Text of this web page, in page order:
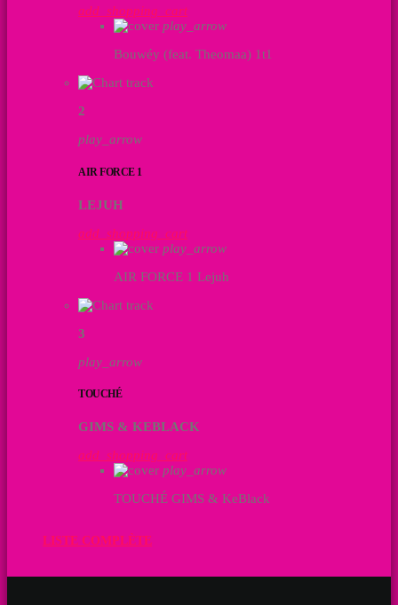
add_shopping_cart
play_arrow
Bouwéy (feat. Theomaa) 1t1
2
play_arrow
AIR FORCE 1
LEJUH
add_shopping_cart
play_arrow
AIR FORCE 1 Lejuh
3
play_arrow
TOUCHÉ
GIMS & KEBLACK
add_shopping_cart
play_arrow
TOUCHÉ GIMS & KeBlack
LISTE COMPLÈTE